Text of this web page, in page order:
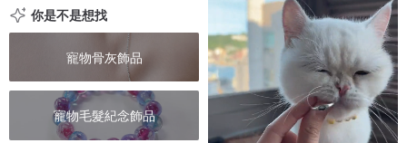
你是不是想找
寵物骨灰飾品
寵物毛髮紀念飾品